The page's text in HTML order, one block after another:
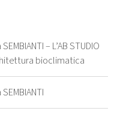
– L’AB STUDIO
bioclimatica